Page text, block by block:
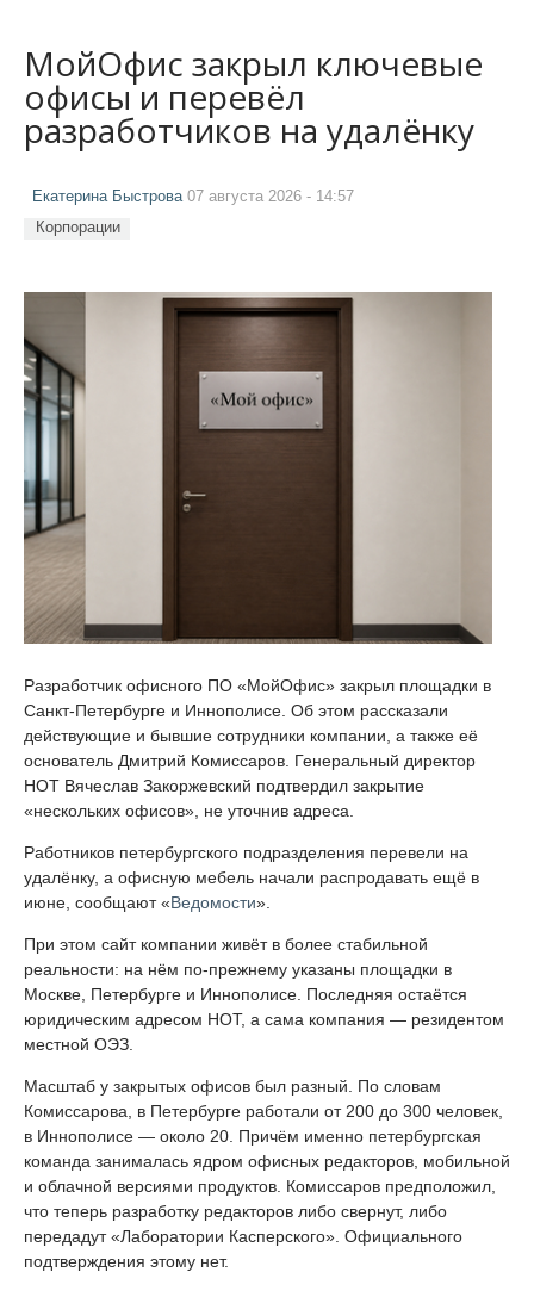
МойОфис закрыл ключевые
офисы и перевёл
разработчиков на удалёнку
Екатерина Быстрова07 августа 2026 - 14:57
Корпорации
Разработчик офисного ПО «МойОфис» закрыл площадки в
Санкт-Петербурге и Иннополисе. Об этом рассказали
действующие и бывшие сотрудники компании, а также её
основатель Дмитрий Комиссаров. Генеральный директор
НОТ Вячеслав Закоржевский подтвердил закрытие
«нескольких офисов», не уточнив адреса.
Работников петербургского подразделения перевели на
удалёнку, а офисную мебель начали распродавать ещё в
июне, сообщают «Ведомости».
При этом сайт компании живёт в более стабильной
реальности: на нём по-прежнему указаны площадки в
Москве, Петербурге и Иннополисе. Последняя остаётся
юридическим адресом НОТ, а сама компания — резидентом
местной ОЭЗ.
Масштаб у закрытых офисов был разный. По словам
Комиссарова, в Петербурге работали от 200 до 300 человек,
в Иннополисе — около 20. Причём именно петербургская
команда занималась ядром офисных редакторов, мобильной
и облачной версиями продуктов. Комиссаров предположил,
что теперь разработку редакторов либо свернут, либо
передадут «Лаборатории Касперского». Официального
подтверждения этому нет.